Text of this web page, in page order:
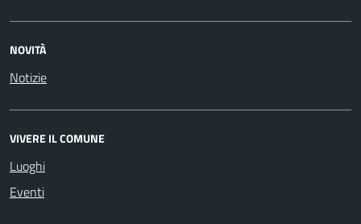
NOVITÀ
Notizie
VIVERE IL COMUNE
Luoghi
Eventi